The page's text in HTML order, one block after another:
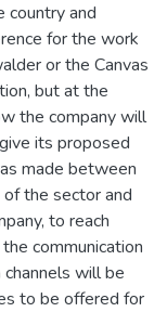
country and
for the work
or the Canvas
but at the
the company will
its proposed
made between
the sector and
to reach
communication
will be
to be offered for